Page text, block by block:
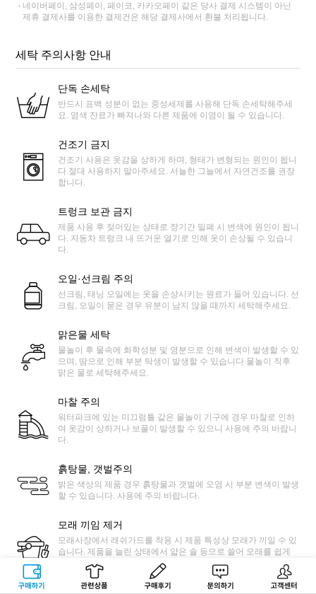
구매하기 관련상품 상품후기 문의하기 고객센터
네이버페이, 삼성페이, 페이코, 카카오페이 같은 당사 결제 시스템이 아닌
제휴 결제사를 이용한 결제건은 해당 결제사에서 환불 처리됩니다.
세탁 주의사항 안내
단독 손세탁
반드시 표백 성분이 없는 중성세제를 사용해 단독 손세탁해주세
요. 염색 잔료가 빠져나와 다른 제품에 이염이 될 수 있습니다.
건조기 금지
건조기 사용은 옷감을 상하게 하며, 형태가 변형되는 원인이 됩니
다.절대 사용하지 말아주세요. 서늘한 그늘에서 자연건조를 권장
합니다.
트렁크 보관 금지
제품 사용 후 젖어있는 상태로 장기간 밀폐 시 변색에 원인이 됩니
다. 자동차 트렁크 내 뜨거운 열기로 인해 옷이 손상될 수 있습니
다.
오일·선크림 주의
선크림, 태닝 오일에는 옷을 손상시키는 원료가 들어 있습니다. 선
크림, 오일이 묻은 경우 유분이 남지 않을 때까지 세탁해주세요.
맑은물 세탁
물놀이 후 물속에 화학성분 및 염분으로 인해 변색이 발생할 수 있
으며, 땀으로 인해 부분 탁생이 발생할 수 있습니다.물놀이 직후
맑은 물로 세탁해주세요.
마찰 주의
워터파크에 있는 미끄럼틀 같은 물놀이 기구에 경우 마찰로 인하
여 옷감이 상하거나 보풀이 발생할 수 있으니 사용에 주의 바랍니
다.
흙탕물, 갯벌주의
밝은 색상의 제품 경우 흙탕물과 갯벌에 오염 시 부분 변색이 발생
할 수 있습니다. 사용에 주의 바랍니다.
모래 끼임 제거
모래사장에서 래쉬가드를 착용 시 제품 특성상 모래가 끼일 수 있
습니다. 제품을 늘린 상태에서 얇은 솔 등으로 쓸어 모래를 쉽게
제거가 가능합니다.